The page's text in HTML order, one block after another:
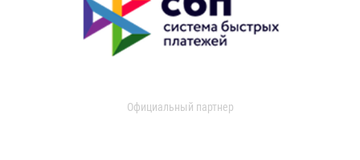
Официальный партнер